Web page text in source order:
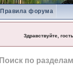
Правила форума
Здравствуйте, гость
по